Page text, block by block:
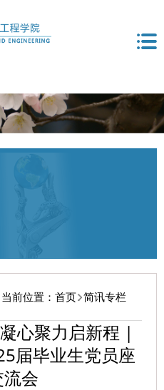
当前位置： 首页 简讯专栏
心聚力启新程 |
届毕业生党员座
会